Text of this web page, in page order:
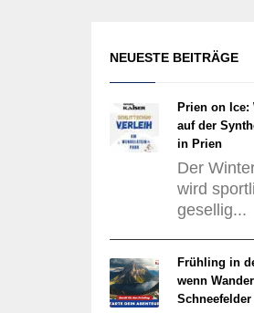
NEUESTE BEITRÄGE
Prien on Ice:
auf der
in Prien
Der
wird
gesellig...
Frühling in
wenn
Schneefelder